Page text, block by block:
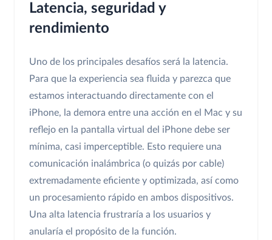
Latencia, seguridad y
rendimiento
Uno de los principales desafíos será la latencia.
Para que la experiencia sea fluida y parezca que
estamos interactuando directamente con el
iPhone, la demora entre una acción en el Mac y su
reflejo en la pantalla virtual del iPhone debe ser
mínima, casi imperceptible. Esto requiere una
comunicación inalámbrica (o quizás por cable)
extremadamente eficiente y optimizada, así como
un procesamiento rápido en ambos dispositivos.
Una alta latencia frustraría a los usuarios y
anularía el propósito de la función.